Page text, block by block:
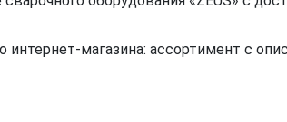
магазина: ассортимент с